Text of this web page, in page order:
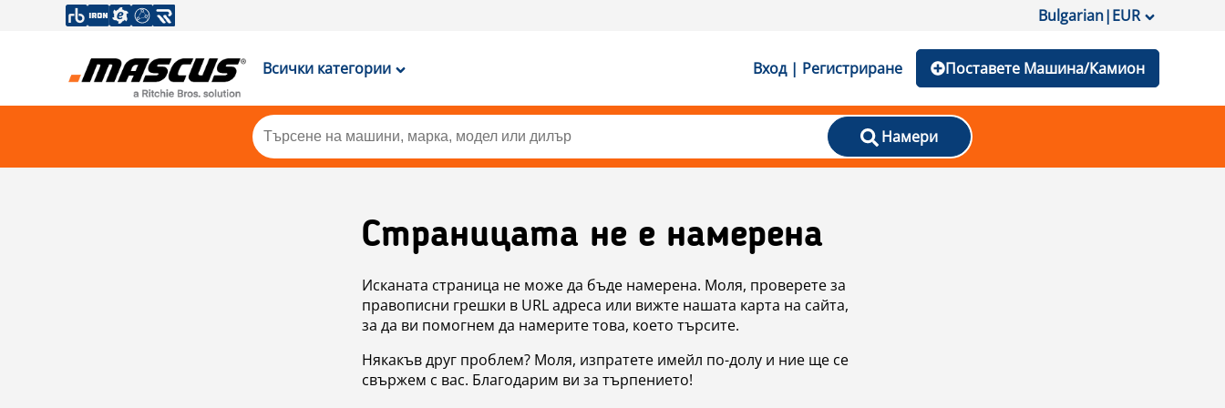
Bulgarian|EUR
Всички категории Вход | Регистриране Поставете Машина/Камион
Намери
Страницата не е намерена
Исканата страница не може да бъде намерена. Моля, проверете за
правописни грешки в URL адреса или вижте нашата карта на сайта,
за да ви помогнем да намерите това, което търсите.
Някакъв друг проблем? Моля, изпратете имейл по-долу и ние ще се
свържем с вас. Благодарим ви за търпението!